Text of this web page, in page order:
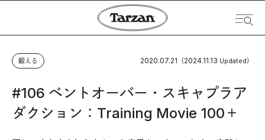
鍛える 2020.07.21 （2024.11.13 Updated）
#106 ベントオーバー・スキャプラア
ダクション：Training Movie 100＋